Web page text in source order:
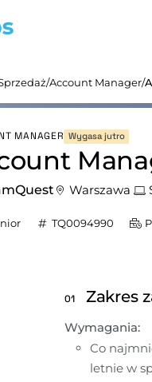
/Account Manager/
MANAGER Wygasa jutro
Warszawa
TQ0094990
01 Zakres
Wymagania:
Co
letnie w